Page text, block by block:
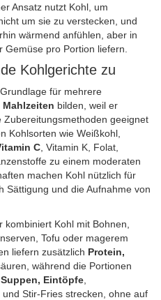
Ansatz nutzt Kohl, um
um sie zu verstecken, und
wärmend anfühlen, aber in
pro Portion liefern.
Kohlgerichte zu
für mehrere
bilden, weil er
Zubereitungsmethoden geeignet
Kohlsorten wie Weißkohl,
C , Vitamin K, Folat,
zu einem moderaten
machen Kohl nützlich für
Sättigung und die Aufnahme von
Kohl mit Bohnen,
Tofu oder magerem
liefern zusätzlich Protein,
während die Portionen
Suppen, Eintöpfe
Stir-Fries strecken, ohne auf